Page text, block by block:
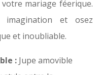
mariage féerique.
et osez
et inoubliable.
: Jupe amovible